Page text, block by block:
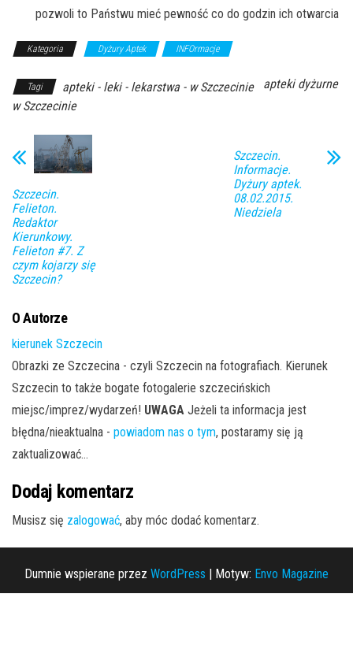
pozwoli to Państwu mieć pewność co do godzin ich otwarcia
Kategoria Dyżury Aptek INFOrmacje
Tagi apteki - leki - lekarstwa - w Szczecinie
apteki dyżurne
w Szczecinie
Szczecin.
Felieton.
Redaktor
Kierunkowy.
Felieton #7. Z
czym kojarzy się
Szczecin?
Szczecin.
Informacje.
Dyżury aptek.
08.02.2015.
Niedziela
O Autorze
kierunek Szczecin
Obrazki ze Szczecina - czyli Szczecin na fotografiach. Kierunek
Szczecin to także bogate fotogalerie szczecińskich
miejsc/imprez/wydarzeń! UWAGA Jeżeli ta informacja jest
błędna/nieaktualna - powiadom nas o tym, postaramy się ją
zaktualizować...
Dodaj komentarz
Musisz się zalogować, aby móc dodać komentarz.
Dumnie wspierane przez WordPress Motyw: Envo Magazine